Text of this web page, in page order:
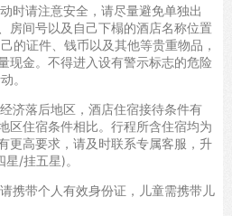
时请注意安全，请尽量避免单独出
房间号以及自己下榻的酒店名称位置
的证件、钱币以及其他等贵重物品，
现金。不得进入设有警示标志的危险
。
济落后地区，酒店住宿接待条件有
区住宿条件相比。行程所含住宿均为
更高要求，请及时联系专属客服，升
/挂五星)。
携带个人有效身份证，儿童需携带儿